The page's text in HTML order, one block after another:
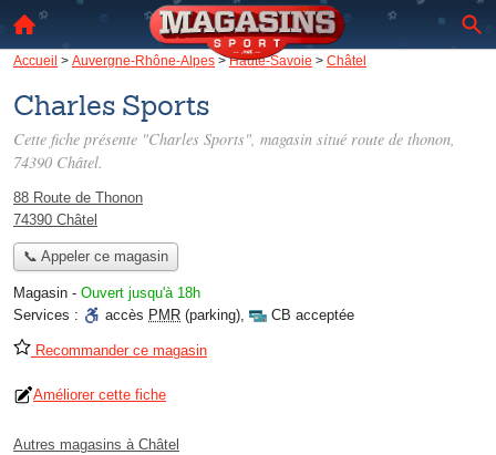
Accueil > Auvergne-Rhône-Alpes >Haute-Savoie > Châtel
Charles Sports
Cette fiche présente "Charles Sports", magasin situé route de thonon,
74390 Châtel.
88 Route de Thonon
74390 Châtel
📞 Appeler ce magasin
Magasin - Ouvert jusqu'à 18h
Services :
accès PMR (parking), CB acceptée
Recommander ce magasin
Améliorer cette fiche
Autres magasins à Châtel